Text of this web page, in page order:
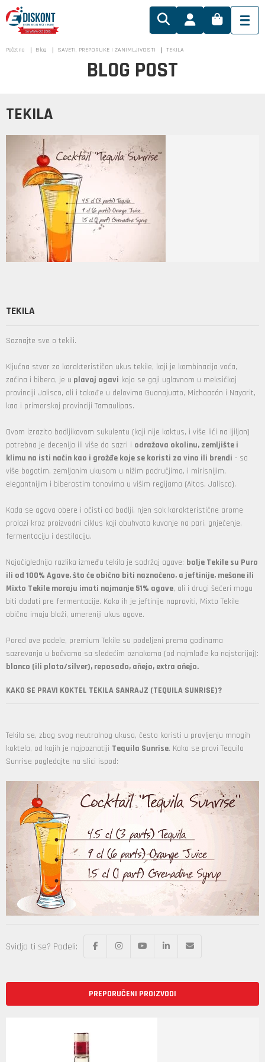
Početna Blog SAVETI, PREPORUKE I ZANIMLJIVOSTI TEKILA
BLOG POST
TEKILA
TEKILA
Saznajte sve o tekili.
Ključna stvar za karakterističan ukus tekile, koji je kombinacija voća,
začina i bibera, je u plavoj agavi koja se gaji uglavnom u meksičkoj
provinciji Jalisco, ali i takođe u delovima Guanajuato, Michoacán i Nayarit,
kao i primorskoj provinciji Tamaulipas​​.
Ovom izrazito bodljikavom sukulentu (koji nije kaktus, i više liči na ljiljan)
potrebna je decenija ili više da sazri i odražava okolinu, zemljište i
klimu na isti način kao i grožđe koje se koristi za vino ili brendi - sa
više bogatim, zemljanim ukusom u nižim područjima, i mirisnijim,
elegantnijim i biberastim tonovima u višim regijama (Altos, Jalisco).
Kada se agava obere i očisti od bodlji, njen sok karakteristične arome
prolazi kroz proizvodni ciklus koji obuhvata kuvanje na pari, gnječenje,
fermentaciju i destilaciju.
Najočiglednija razlika između tekila je sadržaj agave: bolje Tekile su Puro
ili od 100% Agave, što će obično biti naznačeno, a jeftinije, mešane ili
Mixto Tekile moraju imati najmanje 51% agave, ali i drugi šećeri mogu
biti dodati pre fermentacije. Kako ih je jeftinije napraviti, Mixto Tekile
obično imaju blaži, umereniji ukus agave.
Pored ove podele, premium Tekile su podeljeni prema godinama
sazrevanja u bačvama sa sledećim oznakama (od najmlađe ka najstarijoj):
blanco (ili plata/silver), reposado, añejo, extra añejo.
KAKO SE PRAVI KOKTEL TEKILA SANRAJZ (TEQUILA SUNRISE)?
Tekila se, zbog svog neutralnog ukusa, često koristi u pravljenju mnogih
koktela, od kojih je najpoznatiji Tequila Sunrise. Kako se pravi Tequila
Sunrise pogledajte na slici ispod:
Svidja ti se? Podeli:
PREPORUČENI PROIZVODI